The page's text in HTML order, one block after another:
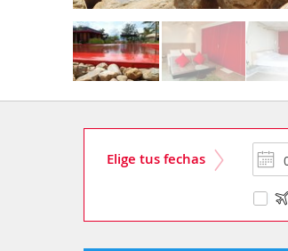
Elige tus fechas